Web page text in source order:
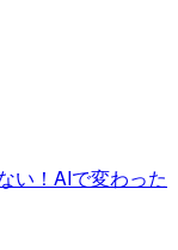
い！AIで変わった